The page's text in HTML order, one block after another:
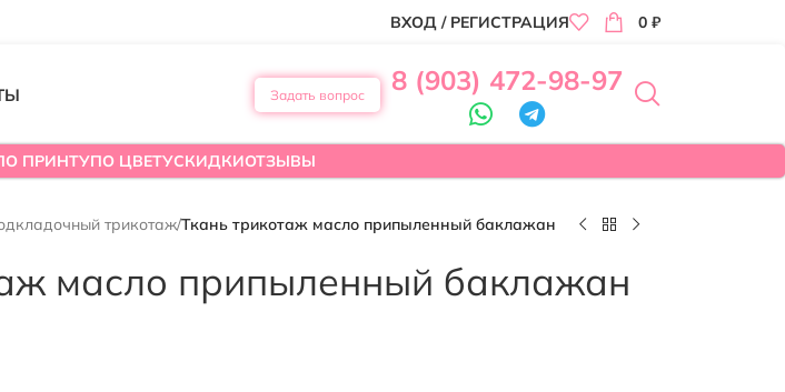
ВХОД / РЕГИСТРАЦИЯ 0 ₽
Задать вопрос 8 (903) 472-98-97
ПРИНТУПО ЦВЕТУСКИДКИОТЗЫВЫ
трикотаж/Ткань трикотаж масло припыленный баклажан
масло припыленный баклажан